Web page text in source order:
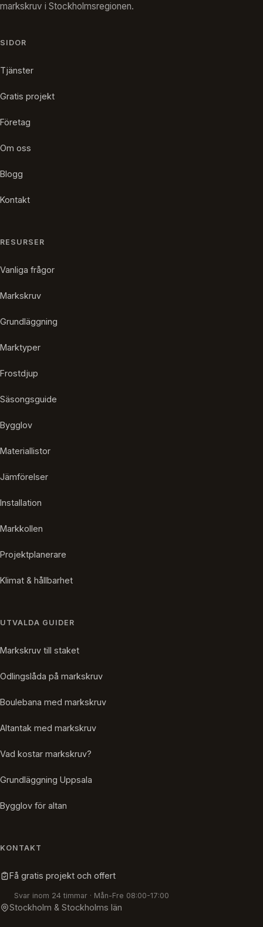
markskruv i Stockholmsregionen.
SIDOR
Tjänster
Gratis projekt
Företag
Om oss
Blogg
Kontakt
RESURSER
Vanliga frågor
Markskruv
Grundläggning
Marktyper
Frostdjup
Säsongsguide
Bygglov
Materiallistor
Jämförelser
Installation
Markkollen
Projektplanerare
Klimat & hållbarhet
UTVALDA GUIDER
Markskruv till staket
Odlingslåda på markskruv
Boulebana med markskruv
Altantak med markskruv
Vad kostar markskruv?
Grundläggning Uppsala
Bygglov för altan
KONTAKT
Få gratis projekt och offert
Svar inom 24 timmar · Mån-Fre 08:00-17:00
Stockholm & Stockholms län